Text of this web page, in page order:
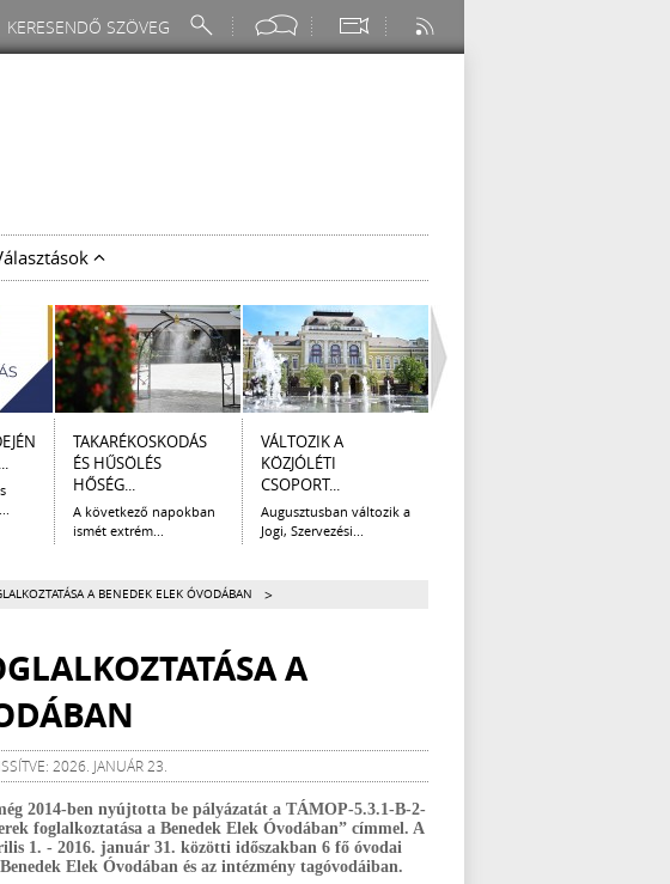
TAKARÉKOSKODÁS
ÉS HŰSÖLÉS
HŐSÉG...
A következő napokban
ismét extrém...
VÁLTOZIK A
KÖZJÓLÉTI
CSOPORT...
Augusztusban változik a
Jogi, Szervezési...
A BENEDEK ELEK ÓVODÁBAN >
A
2026. JANUÁR 23.
2014-ben nyújtotta be pályázatát a TÁMOP-5.3.1-B-2-
foglalkoztatása a Benedek Elek Óvodában” címmel. A
1. - 2016. január 31. közötti időszakban 6 fő óvodai
Elek Óvodában és az intézmény tagóvodáiban.